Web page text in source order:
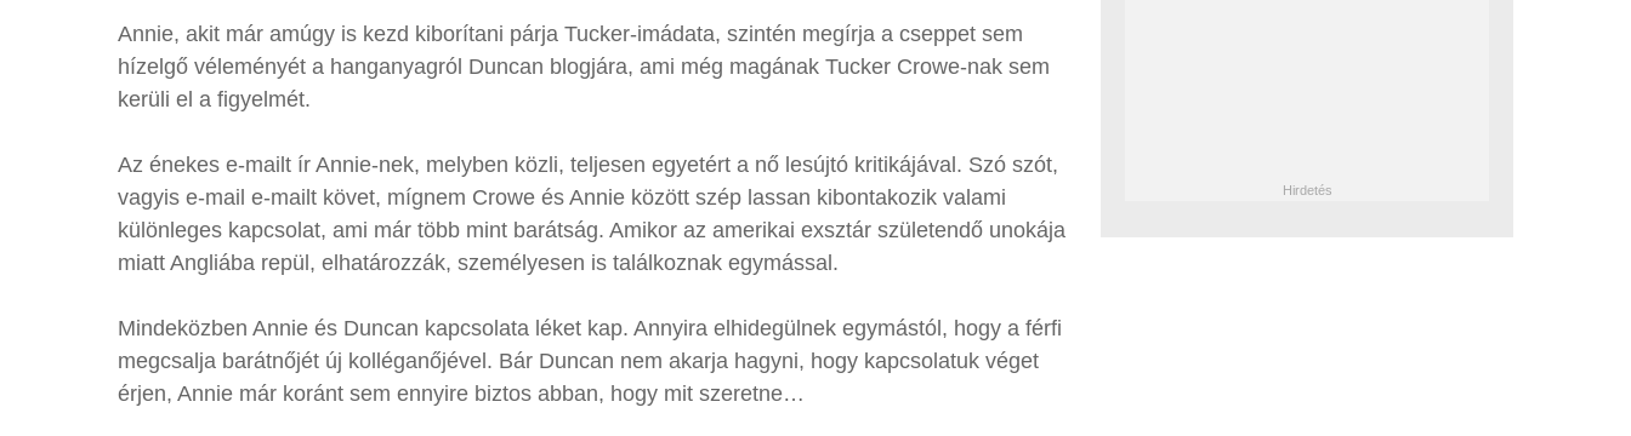
Annie, akit már amúgy is kezd kiborítani párja Tucker-imádata, szintén megírja a cseppet sem
hízelgő véleményét a hanganyagról Duncan blogjára, ami még magának Tucker Crowe-nak sem
kerüli el a figyelmét.
Az énekes e-mailt ír Annie-nek, melyben közli, teljesen egyetért a nő lesújtó kritikájával. Szó szót,
vagyis e-mail e-mailt követ, mígnem Crowe és Annie között szép lassan kibontakozik valami
különleges kapcsolat, ami már több mint barátság. Amikor az amerikai exsztár születendő unokája
miatt Angliába repül, elhatározzák, személyesen is találkoznak egymással.
Mindeközben Annie és Duncan kapcsolata léket kap. Annyira elhidegülnek egymástól, hogy a férfi
megcsalja barátnőjét új kolléganőjével. Bár Duncan nem akarja hagyni, hogy kapcsolatuk véget
érjen, Annie már koránt sem ennyire biztos abban, hogy mit szeretne…